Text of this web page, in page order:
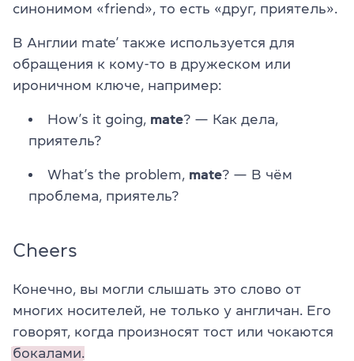
синонимом «friend», то есть «друг, приятель».
В Англии mate’ также используется для
обращения к кому-то в дружеском или
ироничном ключе, например:
How’s it going, mate? — Как дела,
приятель?
What’s the problem, mate? — В чём
проблема, приятель?
Cheers
Конечно, вы могли слышать это слово от
многих носителей, не только у англичан. Его
говорят, когда произносят тост или чокаются
бокалами.